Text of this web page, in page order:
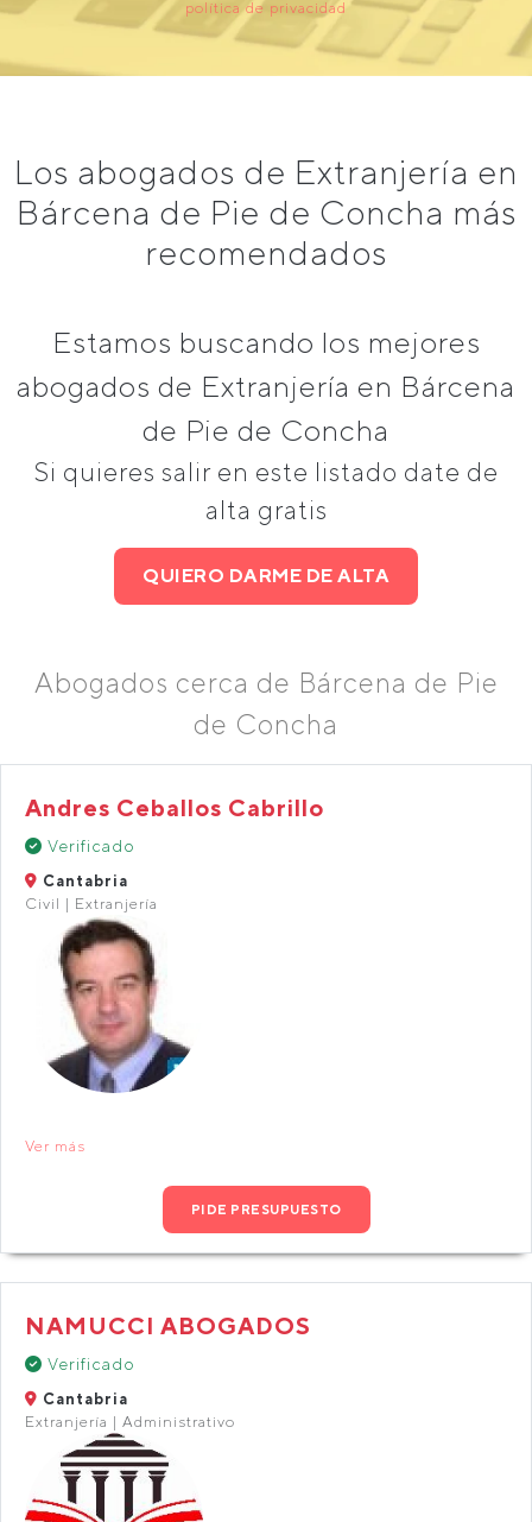
política de privacidad
Los abogados de Extranjería en
Bárcena de Pie de Concha más
recomendados
Estamos buscando los mejores
abogados de Extranjería en Bárcena
de Pie de Concha
Si quieres salir en este listado date de
alta gratis
QUIERO DARME DE ALTA
Abogados cerca de Bárcena de Pie
de Concha
Andres Ceballos Cabrillo
Verificado
Cantabria
Civil | Extranjería
Ver más
PIDE PRESUPUESTO
NAMUCCI ABOGADOS
Verificado
Cantabria
Extranjería | Administrativo